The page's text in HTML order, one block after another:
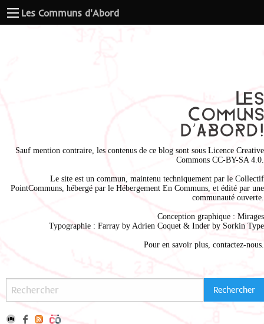
Les Communs d'Abord
Sauf mention contraire, les contenus de ce blog sont sous Licence Creative
Commons CC-BY-SA 4.0
Le site est un commun, maintenu techniquement par le Collectif
PointCommuns , hébergé par le Hébergement En Communs , et édité par une
communauté ouverte.
Conception graphique : Mirages
Typographie : Farray by Adrien Coquet & Inder by Sorkin Type
Pour en savoir plus, contactez-nous